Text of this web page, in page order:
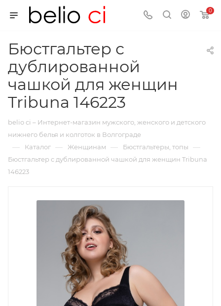
0
Бюстгальтер с
дублированной
чашкой для женщин
Tribuna 146223
belio ci – Интернет-магазин мужского, женского и детского
нижнего белья и колготок в Волгограде
— Каталог — Женщинам — Бюстгальтеры, топы —
Бюстгальтер с дублированной чашкой для женщин Tribuna
146223